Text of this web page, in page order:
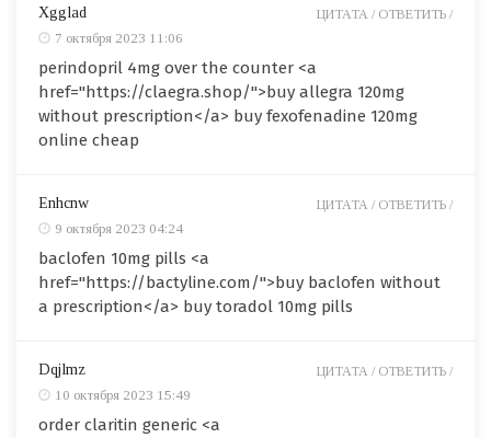
Xgglad
7 октября 2023 11:06
perindopril 4mg over the counter <a
href="https://claegra.shop/">buy allegra 120mg
without prescription</a> buy fexofenadine 120mg
online cheap
ЦИТАТА / ОТВЕТИТЬ /
Enhcnw
9 октября 2023 04:24
baclofen 10mg pills <a
href="https://bactyline.com/">buy baclofen without
a prescription</a> buy toradol 10mg pills
ЦИТАТА / ОТВЕТИТЬ /
Dqjlmz
10 октября 2023 15:49
order claritin generic <a
ЦИТАТА / ОТВЕТИТЬ /